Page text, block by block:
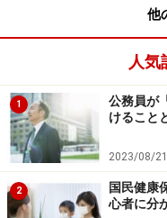
ますが、以下の条件
継続給付」として支
【継続給付を受けるた
・退職日までに健康
あること
・退職日（資格喪失
他
人気
1
公務員が
けること
2023/08/21
2
国民健康
心者に分